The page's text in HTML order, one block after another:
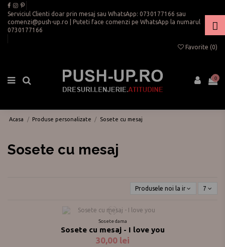
Serviciul Clienti doar prin mesaj sau WhatsApp: 0730177166 sau
comenzi@push-up.ro | Puteti face comenzi pe WhatsApp la numarul
0730177166
Favorite (0)
0
Acasa Produse personalizate Sosete cu mesaj
Sosete cu mesaj
Produsele noi la inceput 7
Sosete dama
Sosete cu mesaj - I love you
30,00 lei